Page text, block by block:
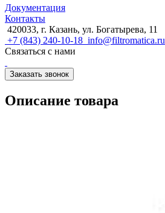
Документация
Контакты
420033, г. Казань, ул. Богатырева, 11
+7 (843) 240-10-18 info@filtromatica.ru
Связаться с нами
Заказать звонок
Описание товара